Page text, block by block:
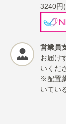
3240円
営業員
お届け
いくだ
※配置
いてい